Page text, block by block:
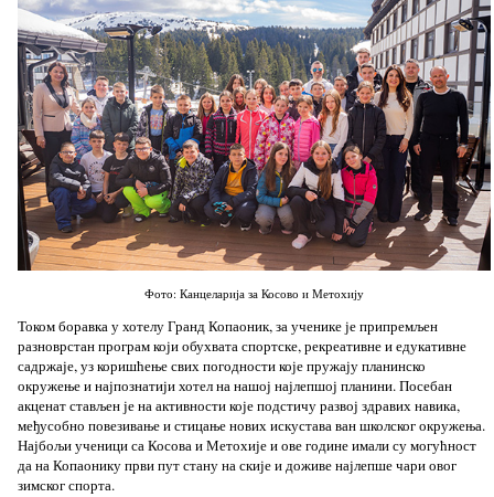
Фото: Канцеларија за Косово и Метохију
Током боравка у хотелу Гранд Копаоник, за ученике је припремљен
разноврстан програм који обухвата спортске, рекреативне и едукативне
садржаје, уз коришћење свих погодности које пружају планинско
окружење и најпознатији хотел на нашој најлепшој планини. Посебан
акценат стављен је на активности које подстичу развој здравих навика,
међусобно повезивање и стицање нових искустава ван школског окружења.
Најбољи ученици са Косова и Метохије и ове године имали су могућност
да на Копаонику први пут стану на скије и доживе најлепше чари овог
зимског спорта.